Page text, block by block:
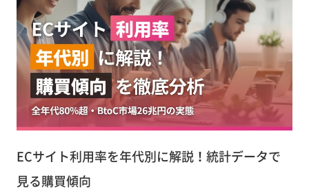
ECサイト利用率を年代別に解説！統計データで
見る購買傾向